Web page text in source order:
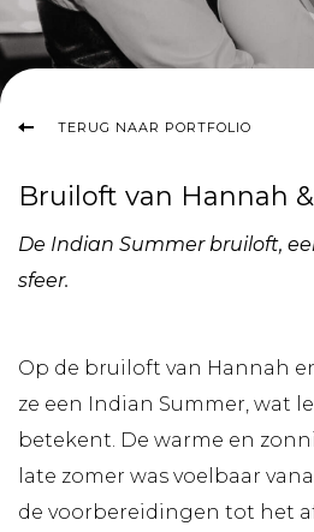
TERUG NAAR PORTFOLIO
Bruiloft van Hannah
De Indian Summer bruiloft,
sfeer.
Op de bruiloft van Hannah
ze een Indian Summer, wat
betekent. De warme en
late zomer was voelbaar
de voorbereidingen tot het